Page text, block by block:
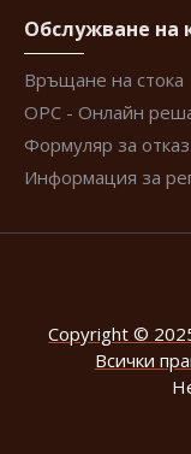
Обслужване на
Връщане на стока
ОРС - Онлайн
Формуляр за
Информация за
Copyright ©
Всички